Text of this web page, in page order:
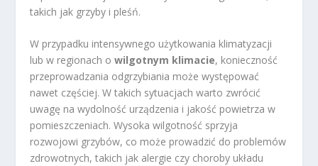
takich jak grzyby i pleśń.
W przypadku intensywnego użytkowania klimatyzacji
lub w regionach owilgotnym klimacie, konieczność
przeprowadzania odgrzybiania może występować
nawet częściej. W takich sytuacjach warto zwrócić
uwagę na wydolność urządzenia i jakość powietrza w
pomieszczeniach. Wysoka wilgotność sprzyja
rozwojowi grzybów, co może prowadzić do problemów
zdrowotnych, takich jak alergie czy choroby układu